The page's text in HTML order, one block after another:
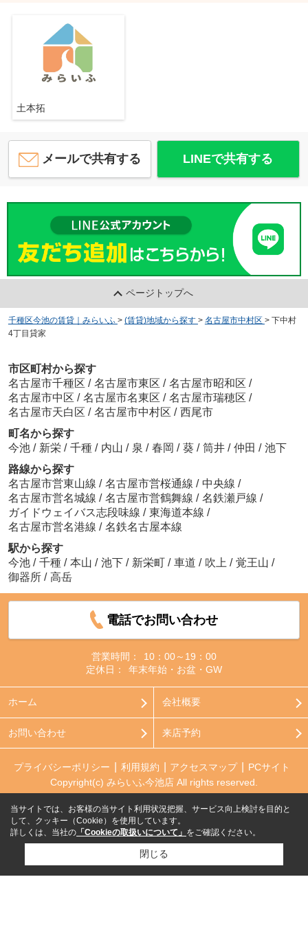
土本拓
メールで共有する LINEで共有する
ページトップへ
千種区今池の賃貸｜みらいふ > (賃貸)地域から探す > 名古屋市中村区 > 下中村
4丁目貸家
市区町村から探す
名古屋市千種区 / 名古屋市東区 / 名古屋市昭和区 /
名古屋市中区 / 名古屋市名東区 / 名古屋市瑞穂区 /
名古屋市天白区 / 名古屋市中村区 / 西尾市
町名から探す
今池 / 新栄 / 千種 / 内山 / 泉 / 春岡 / 葵 / 筒井 / 仲田 / 池下
路線から探す
名古屋市営東山線 / 名古屋市営桜通線 / 中央線 /
名古屋市営名城線 / 名古屋市営鶴舞線 / 名鉄瀬戸線 /
ガイドウェイバス志段味線 / 東海道本線 /
名古屋市営名港線 / 名鉄名古屋本線
駅から探す
今池 / 千種 / 本山 / 池下 / 新栄町 / 車道 / 吹上 / 覚王山 /
御器所 / 高岳
電話でお問い合わせ
営業時間：
10：00～19：00
定休日：
年末年始・お盆・GW
ホーム 会社概要
お問い合わせ 来店予約
プライバシーポリシー 利用規約 アクセスマップ
PCサイト
Copyright(c) みらいふ今池店 All rights reserved.
当サイトでは、お客様の当サイト利用状況把握、サービス向上検討を目的と
して、クッキー（Cookie）を使用しています。
詳しくは、当社の 「Cookieの取扱いについて」 をご確認ください。
閉じる